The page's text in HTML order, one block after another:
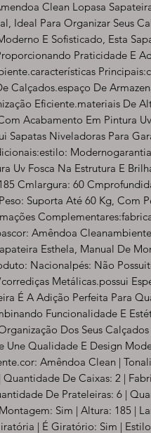
Clean Lopasa
Ideal Para Organizar Seus
E Sofisticado, Esta
Praticidade E
Calçados.espaço De
Eficiente.materiais De
Acabamento Em Pintura Uv
Sapatas Niveladoras Para
Uv Fosca Na Estrutura E
Cmlargura: 60
Suporta Até 60 Kg, Com
Amêndoa
Esthela, Manual De
Nacionalpés: Não
Metálicas.possui
É A Adição Perfeita Para
Funcionalidade E
Dos Seus
Une Qualidade E Design
Amêndoa Clean |
De Caixas: 2 |
De Prateleiras: 6 |
Sim | Altura: 185 |
| É Giratório: Sim |